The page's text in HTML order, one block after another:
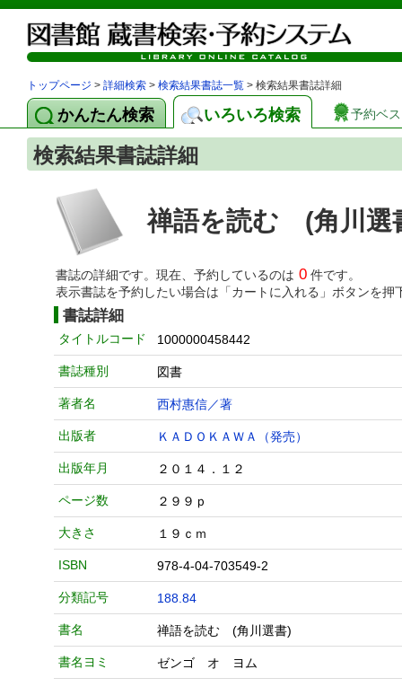
トップページ > 詳細検索 > 検索結果書誌一覧 > 検索結果書誌詳細
かんたん検索 いろいろ検索 予約ベ
検索結果書誌詳細
禅語を読む (角川選
書誌の詳細です。現在、予約しているのは 0 件です。
表示書誌を予約したい場合は「カートに入れる」ボタンを押
書誌詳細
タイトルコード 1000000458442
書誌種別 図書
著者名 西村惠信／著
出版者 ＫＡＤＯＫＡＷＡ（発売）
出版年月 ２０１４．１２
ページ数 ２９９ｐ
大きさ １９ｃｍ
ISBN 978-4-04-703549-2
分類記号 188.84
書名 禅語を読む (角川選書)
書名ヨミ ゼンゴ オ ヨム